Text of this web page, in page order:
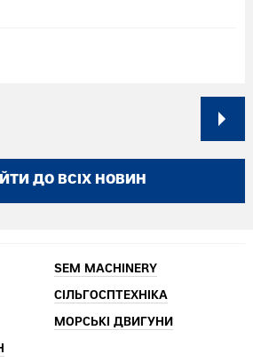
ДО ВСІХ НОВИН
SEM MACHINERY
СІЛЬГОСПТЕХНІКА
МОРСЬКІ ДВИГУНИ